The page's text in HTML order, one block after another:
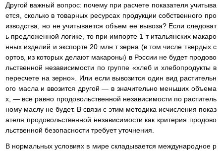
Другой важный вопрос: почему при расчете показателя учитыва
ется, сколько в товарных ресурсах продукции собственного про
изводства, но не учитывается объем ее вывоза? Если следоват
ь предложенной логике, то при импорте 1 т итальянских макаро
нных изделий и экспорте 20 млн т зерна (в том числе твердых с
ортов, из которых делают макароны) в России не будет продово
льственной независимости по группе «хлеб и хлебопродукты в
пересчете на зерно». Или если вывозится один вид растительн
ого масла и ввозится другой — в значительно меньших объема
х, — все равно продовольственной независимости по раститель
ному маслу не будет. В связи с этим методика исчисления показ
ателя продовольственной независимости как критерия продово
льственной безопасности требует уточнения.
В нормальных условиях в мире складывается международное р